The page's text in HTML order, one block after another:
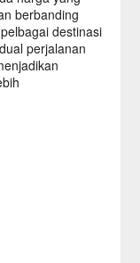
berbanding
destinasi
perjalanan